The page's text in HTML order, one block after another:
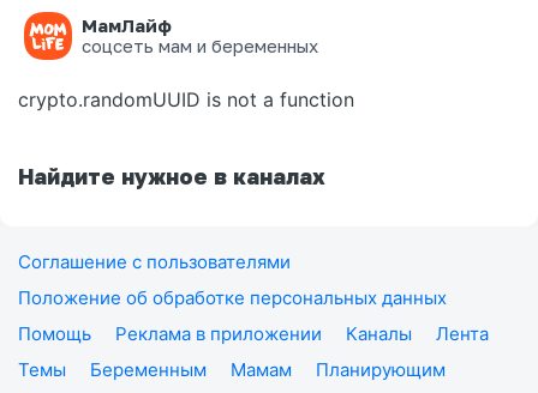
МамЛайф
соцсеть мам и беременных
Ошибка на странице
crypto.randomUUID is not a function
Найдите нужное в каналах
Соглашение с пользователями
Положение об обработке персональных данных
Помощь
Реклама в приложении Каналы
Лента
Темы
Беременным Мамам
Планирующим